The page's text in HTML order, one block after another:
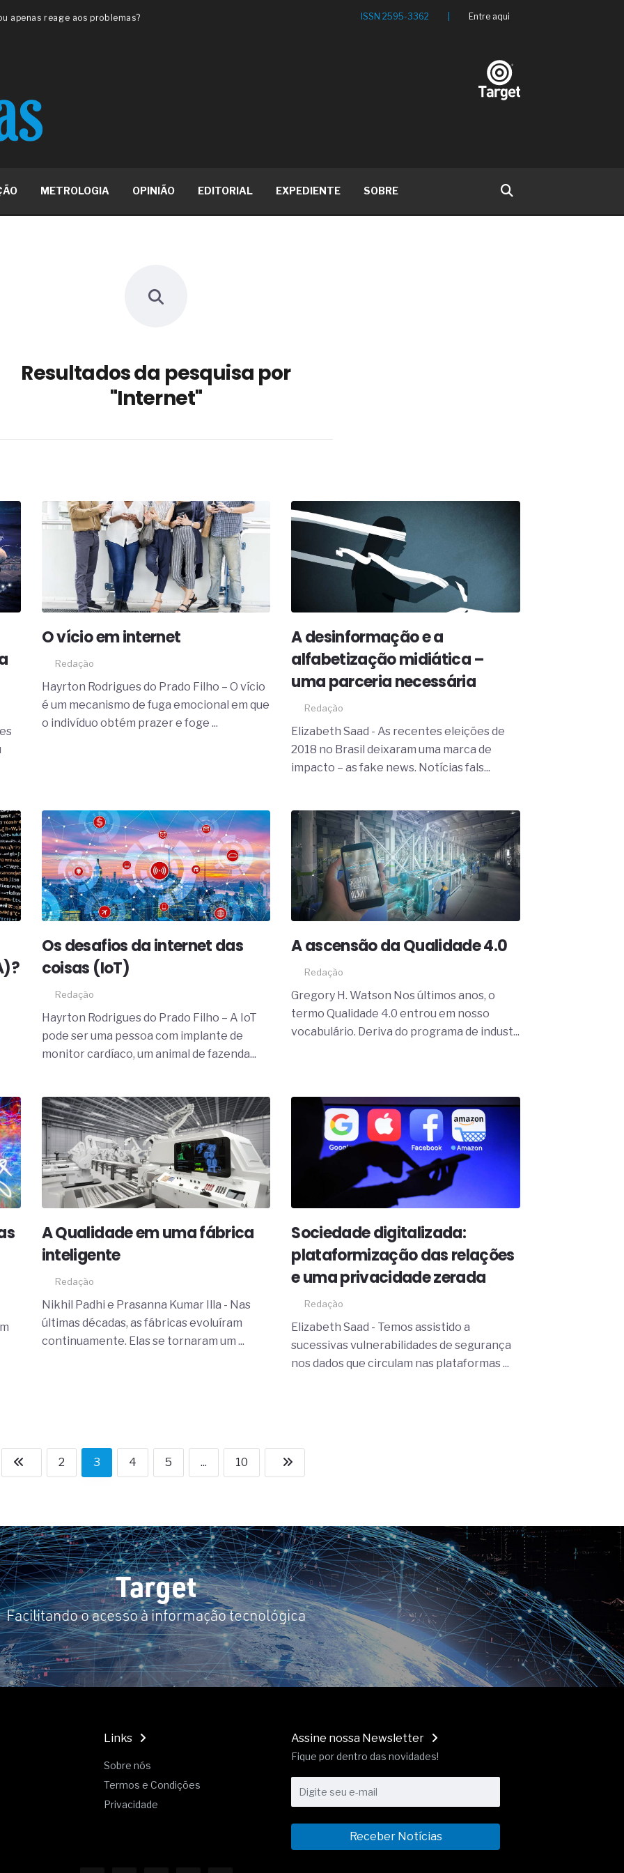
apenas reage aos problemas?
má-fé para tentar criar uma
ISO
metabólica
ânus
de ovário
da fadiga crônica
dos fios, cabos e
com tipologia de giro para as
metabólica
ânus
de ovário
da fadiga crônica
cabelos ou calvície
o resultado positivo
em estruturas hidráulicas de
nas atividades de
como estratégia
B2B e a venda complexa
ISSN 2595-3362 Entre aqui
METROLOGIA OPINIÃO EDITORIAL EXPEDIENTE SOBRE
Resultados da pesquisa por
"Internet"
O vício em internet
Redação
Hayrton Rodrigues do Prado Filho – O vício
é um mecanismo de fuga emocional em que
o indivíduo obtém prazer e foge ...
A desinformação e a
alfabetização midiática –
uma parceria necessária
Redação
Elizabeth Saad - As recentes eleições de
2018 no Brasil deixaram uma marca de
impacto – as fake news. Notícias fals...
Os desafios da internet das
coisas (IoT)
Redação
Hayrton Rodrigues do Prado Filho – A IoT
pode ser uma pessoa com implante de
monitor cardíaco, um animal de fazenda...
A ascensão da Qualidade 4.0
Redação
Gregory H. Watson Nos últimos anos, o
termo Qualidade 4.0 entrou em nosso
vocabulário. Deriva do programa de indust...
A Qualidade em uma fábrica
inteligente
Redação
Nikhil Padhi e Prasanna Kumar Illa - Nas
últimas décadas, as fábricas evoluíram
continuamente. Elas se tornaram um ...
Sociedade digitalizada:
plataformização das relações
e uma privacidade zerada
Redação
Elizabeth Saad - Temos assistido a
sucessivas vulnerabilidades de segurança
nos dados que circulam nas plataformas ...
2 3 4 5 ... 10
Target
Facilitando o acesso à informação tecnológica
Links
Sobre nós
Termos e Condições
Privacidade
Assine nossa Newsletter
Fique por dentro das novidades!
Receber Notícias